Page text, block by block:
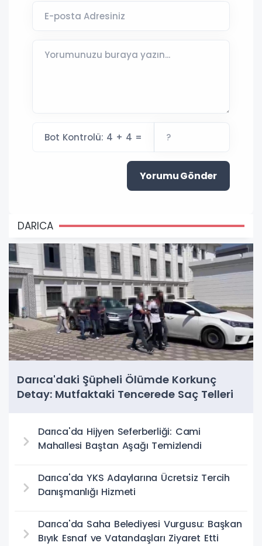
Bot Kontrolü: 4 + 4 =
Yorumu Gönder
DARICA
Darıca'daki Şüpheli Ölümde Korkunç
Detay: Mutfaktaki Tencerede Saç Telleri
Darıca'da Hijyen Seferberliği: Cami
Mahallesi Baştan Aşağı Temizlendi
Darıca'da YKS Adaylarına Ücretsiz Tercih
Danışmanlığı Hizmeti
Darıca'da Saha Belediyesi Vurgusu: Başkan
Bıyık Esnaf ve Vatandaşları Ziyaret Etti